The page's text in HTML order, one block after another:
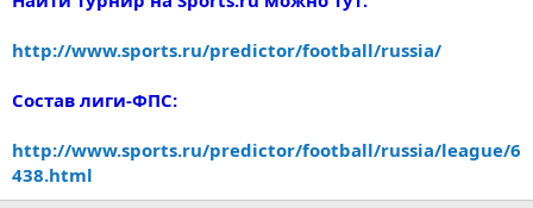
http://www.sports.ru/predictor/football/russia/
Состав лиги-ФПС:
http://www.sports.ru/predictor/football/russia/league/6
438.html